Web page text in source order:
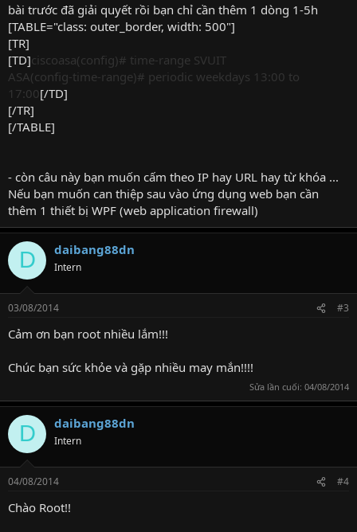
bài trước đã giải quyết rồi bạn chỉ cần thêm 1 dòng 1-5h
[TABLE="class: outer_border, width: 500"]
[TR]
[TD]ciscoasa(config)# time-range SVUIT
ASA(config-time-range)# periodic weekdays 13:00 to
17:00[/TD]
[/TR]
[/TABLE]
- còn câu này bạn muốn cấm theo IP hay URL hay từ khóa ...
Nếu bạn muốn can thiệp sau vào ứng dụng web bạn cần
thêm 1 thiết bị WPF (web application firewall)
D daibang88dn
Intern
03/08/2014 #3
Cảm ơn bạn root nhiều lắm!!!
Chúc bạn sức khỏe và gặp nhiều may mắn!!!!
Sửa lần cuối: 04/08/2014
D daibang88dn
Intern
04/08/2014 #4
Chào Root!!